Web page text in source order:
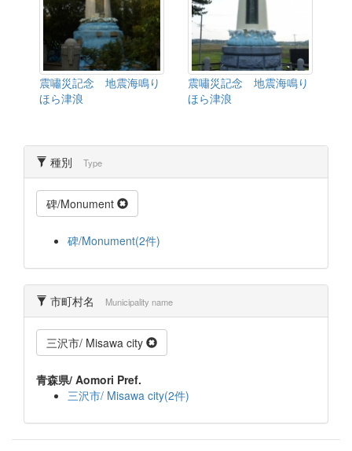
震嘯災記念 地震海鳴り
ほら津浪
震嘯災記念 地震海鳴り
ほら津浪
種別 Type
碑/Monument
碑/Monument(2件)
市町村名 Municipality name
三沢市/ Misawa city
青森県/ Aomori Pref.
三沢市/ Misawa city(2件)